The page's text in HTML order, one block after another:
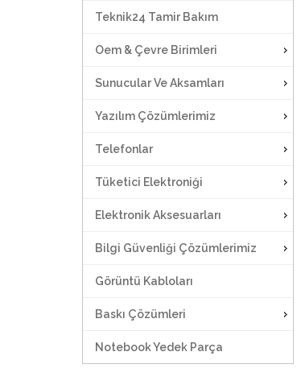
Teknik24 Tamir Bakım
Oem & Çevre Birimleri
Sunucular Ve Aksamları
Yazılım Çözümlerimiz
Telefonlar
Tüketici Elektroniği
Elektronik Aksesuarları
Bilgi Güvenliği Çözümlerimiz
Görüntü Kabloları
Baskı Çözümleri
Notebook Yedek Parça